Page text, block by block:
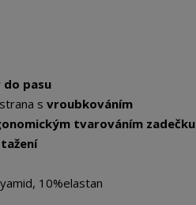
do pasu
s vroubkováním
tvarováním zadečku
10%elastan